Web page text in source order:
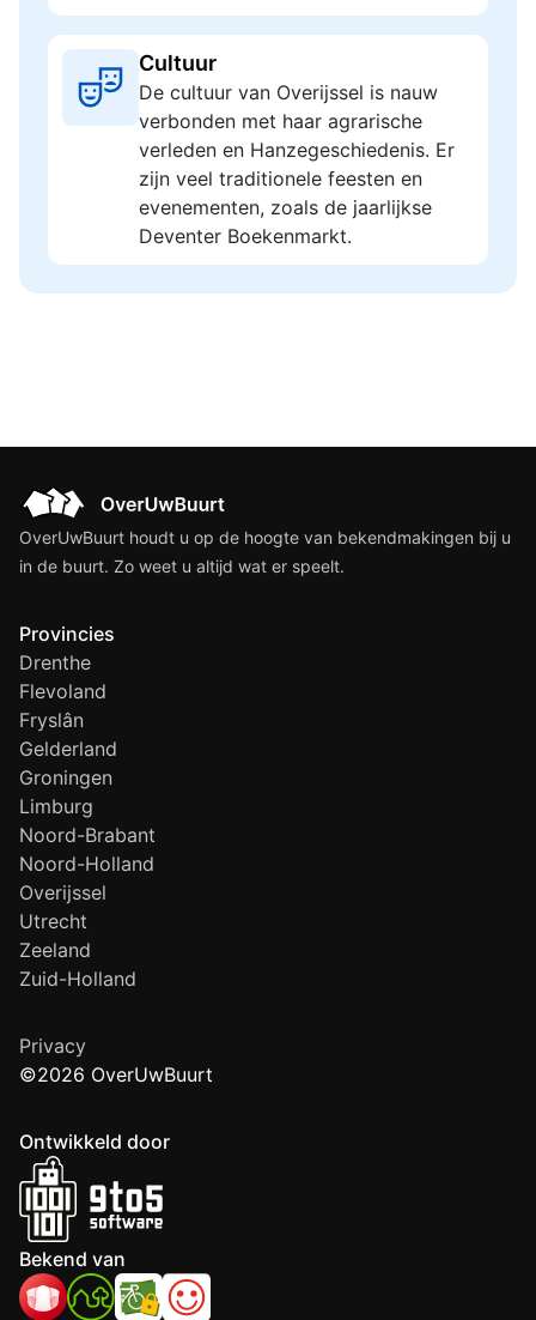
Cultuur
De cultuur van Overijssel is nauw
verbonden met haar agrarische
verleden en Hanzegeschiedenis. Er
zijn veel traditionele feesten en
evenementen, zoals de jaarlijkse
Deventer Boekenmarkt.
OverUwBuurt houdt u op de hoogte van bekendmakingen bij u
in de buurt. Zo weet u altijd wat er speelt.
Provincies
Drenthe
Flevoland
Fryslân
Gelderland
Groningen
Limburg
Noord-Brabant
Noord-Holland
Overijssel
Utrecht
Zeeland
Zuid-Holland
Privacy
©2026 OverUwBuurt
Ontwikkeld door
Bekend van